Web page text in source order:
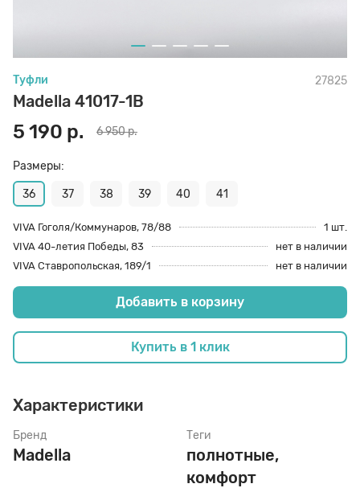
Туфли 27825
Madella 41017-1B
5 190 р. 6 950 р.
Размеры:
36 37 38 39 40 41
VIVA Гоголя/Коммунаров, 78/88
1 шт.
VIVA 40-летия Победы, 83
нет в наличии
VIVA Ставропольская, 189/1
нет в наличии
Добавить в корзину
Купить в 1 клик
Характеристики
Бренд
Madella
Теги
полнотные,
комфорт
8 den
Полустельки
Пропитка
Пяткоудерживатели
Растяжитель и Очиститель
Салфетки
Стельки